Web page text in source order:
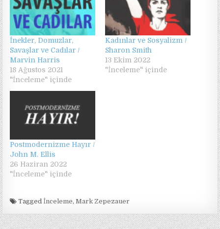
İnekler, Domuzlar,
Savaşlar ve Cadılar /
Marvin Harris
18 Ağustos 2021
"İnceleme" içinde
Kadınlar ve Sosyalizm /
Sharon Smith
13 Ekim 2022
"İnceleme" içinde
Postmodernizme Hayır /
John M. Ellis
26 Haziran 2022
"İnceleme" içinde
Tagged İnceleme,Mark Zepezauer